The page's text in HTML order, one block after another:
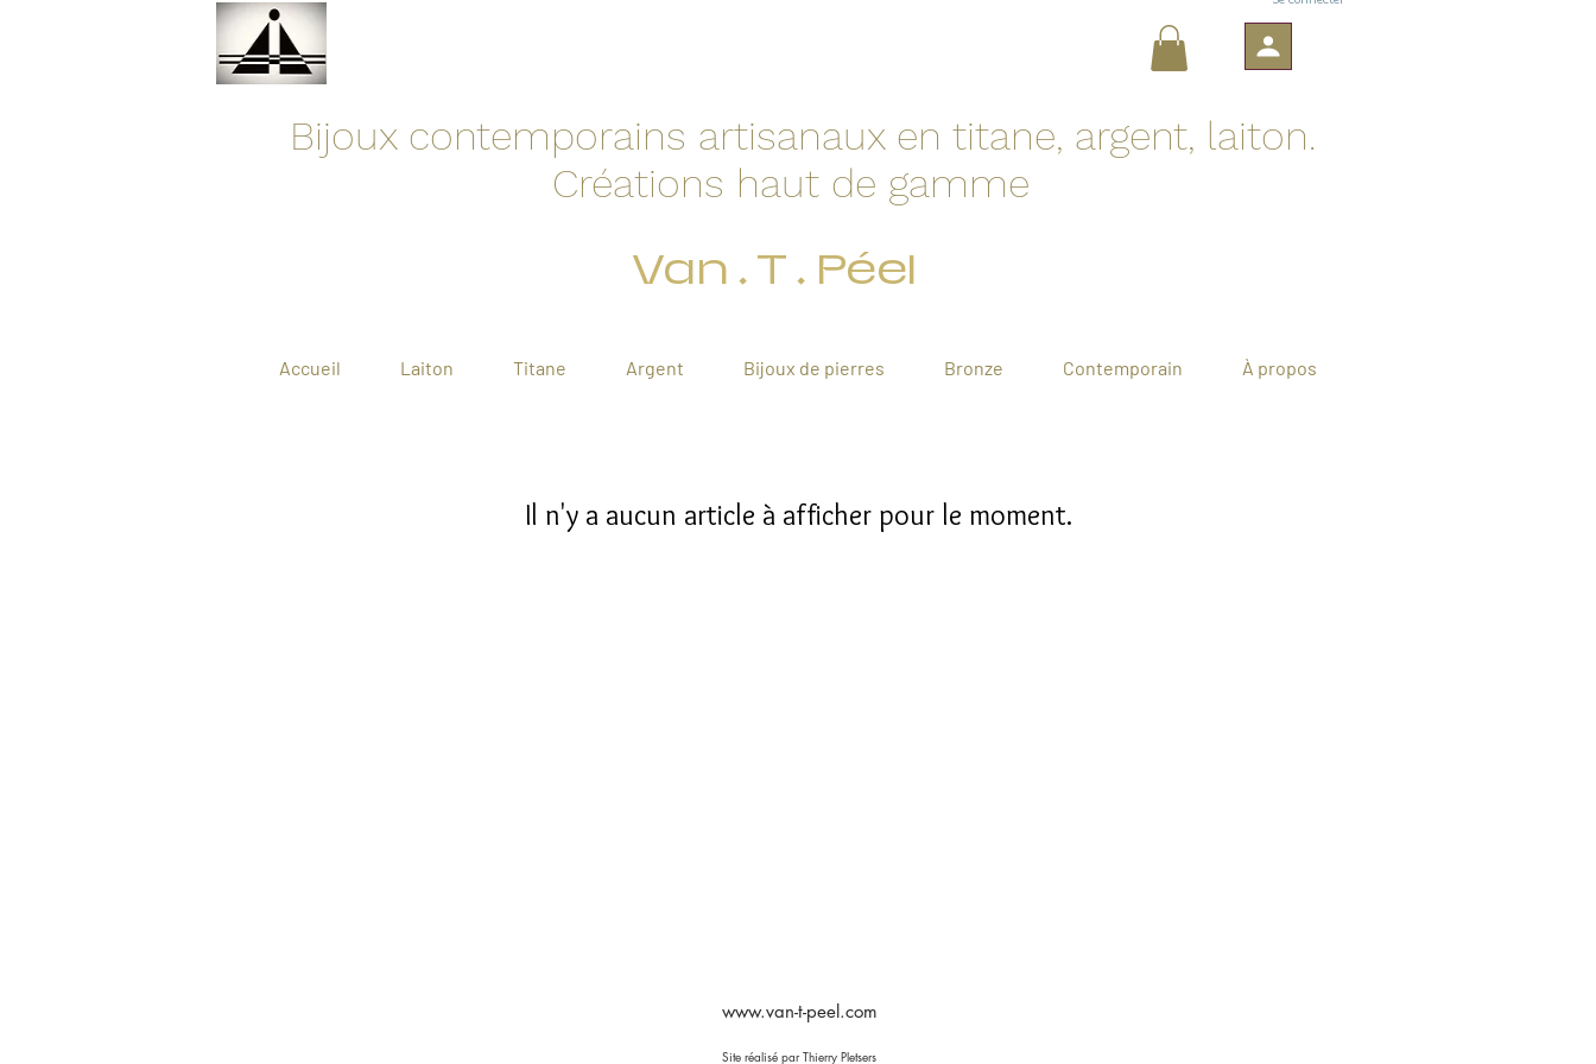
Bijoux contemporains artisanaux en titane, argent, laiton.
Créations haut de gamme
Van . T . Péel
Accueil Laiton Titane Argent Bijoux de pierres Bronze Contemporain À propos
Il n'y a aucun article à afficher pour le moment.
www.van-t-peel.com
Site réalisé par Thierry Pletsers